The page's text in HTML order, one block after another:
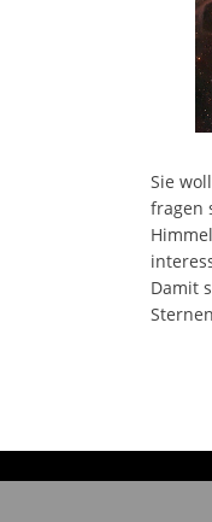
Sie
fragen
Damit